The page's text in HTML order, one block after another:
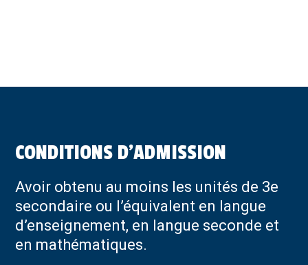
CONDITIONS D'ADMISSION
Avoir obtenu au moins les unités de 3e
secondaire ou l’équivalent en langue
d’enseignement, en langue seconde et
en mathématiques.